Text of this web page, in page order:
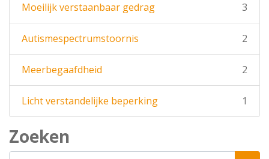
Moeilijk verstaanbaar gedrag 3
Autismespectrumstoornis 2
Meerbegaafdheid 2
Licht verstandelijke beperking 1
Zoeken